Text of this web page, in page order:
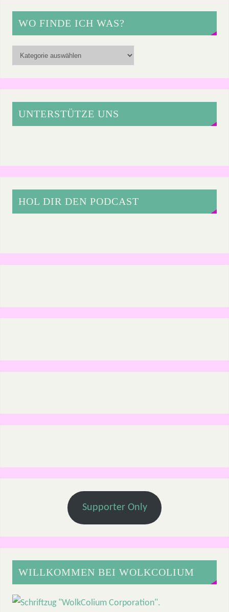
WO FINDE ICH WAS?
UNTERSTÜTZE UNS
HOL DIR DEN PODCAST
Supporter Only
WILLKOMMEN BEI WOLKCOLIUM